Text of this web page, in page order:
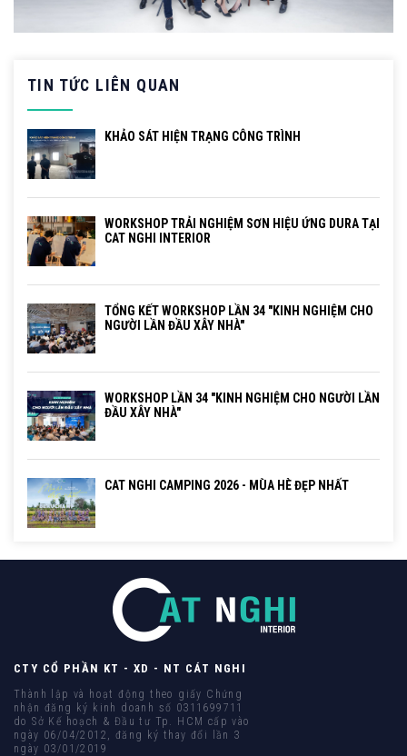
TIN TỨC LIÊN QUAN
KHẢO SÁT HIỆN TRẠNG CÔNG TRÌNH
WORKSHOP TRẢI NGHIỆM SƠN HIỆU ỨNG DURA TẠI
CAT NGHI INTERIOR
TỔNG KẾT WORKSHOP LẦN 34 "KINH NGHIỆM CHO
NGƯỜI LẦN ĐẦU XÂY NHÀ"
WORKSHOP LẦN 34 "KINH NGHIỆM CHO NGƯỜI LẦN
ĐẦU XÂY NHÀ"
CAT NGHI CAMPING 2026 - MÙA HÈ ĐẸP NHẤT
CTY CỔ PHẦN KT - XD - NT CÁT NGHI
Thành lập và hoạt động theo giấy Chứng
nhận đăng ký kinh doanh số 0311699711
do Sở Kế hoạch & Đầu tư Tp. HCM cấp vào
ngày 06/04/2012, đăng ký thay đổi lần 3
ngày 03/01/2019